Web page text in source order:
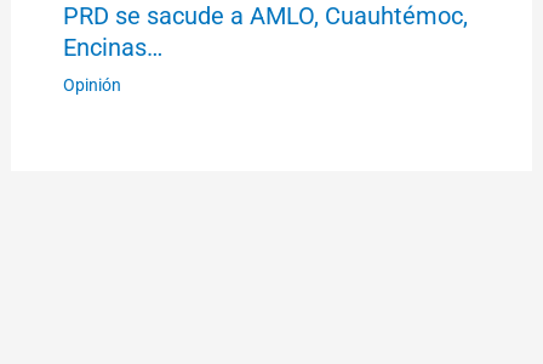
PRD se sacude a AMLO, Cuauhtémoc,
Encinas…
Opinión